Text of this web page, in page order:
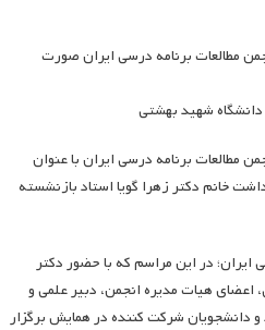
مطالعات برنامه درسی ایران صورت
دانشگاه شهید بهشتی
مطالعات برنامه درسی ایران با عنوان
خانم دکتر زهرا گویا استاد بازنشسته
در این مراسم که با حضور دکتر
اعضای هیات مدیره انجمن، دبیر علمی و
دانشجویان شرکت کننده در همایش برگزار